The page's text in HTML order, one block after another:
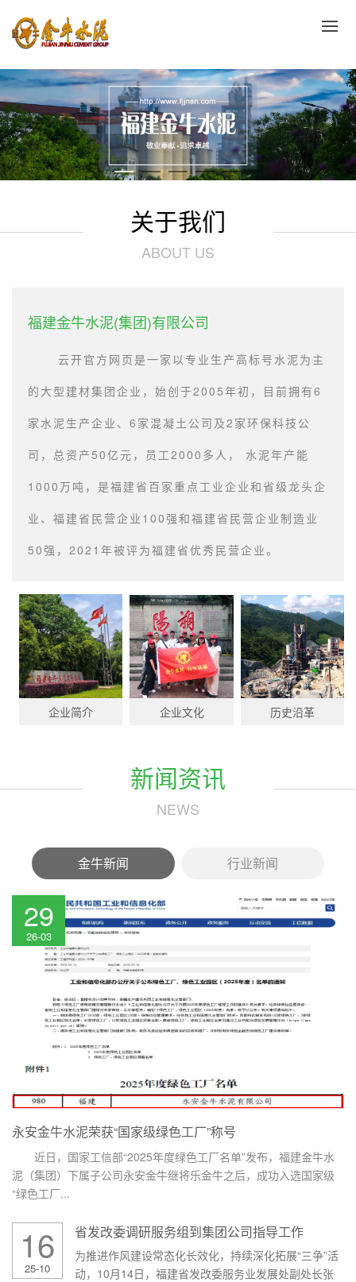
关于我们
ABOUT US
福建金牛水泥(集团)有限公司
云开官方网页是一家以专业生产高标号水泥为主
的大型建材集团企业，始创于2005年初，目前拥有6
家水泥生产企业、6家混凝土公司及2家环保科技公
司，总资产50亿元，员工2000多人， 水泥年产能
1000万吨，是福建省百家重点工业企业和省级龙头企
业、福建省民营企业100强和福建省民营企业制造业
50强，2021年被评为福建省优秀民营企业。
企业简介 企业文化 历史沿革
新闻资讯
NEWS
金牛新闻 行业新闻
29
26-03
永安金牛水泥荣获“国家级绿色工厂”称号
近日，国家工信部“2025年度绿色工厂名单”发布，福建金牛水
泥（集团）下属子公司永安金牛继将乐金牛之后，成功入选国家级
“绿色工厂...
16
25-10
省发改委调研服务组到集团公司指导工作
为推进作风建设常态化长效化，持续深化拓展“三争”活
动，10月14日，福建省发改委服务业发展处副处长张